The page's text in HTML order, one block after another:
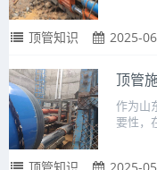
顶管知识 2025-
顶管
作为山
要性，